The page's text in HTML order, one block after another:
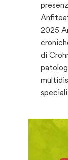
2025
di